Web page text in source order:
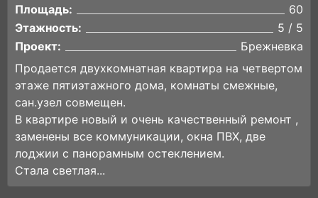
Площадь:
60
Этажность:
5 / 5
Проект:
Брежневка
Продается двухкомнатная квартира на четвертом
этаже пятиэтажного дома, комнаты смежные,
сан.узел совмещен.
В квартире новый и очень качественный ремонт ,
заменены все коммуникации, окна ПВХ, две
лоджии с панорамным остеклением.
Стала светлая...